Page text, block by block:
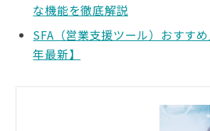
な機能を徹底解説
SFA（営業支援ツール）おすす
年最新】